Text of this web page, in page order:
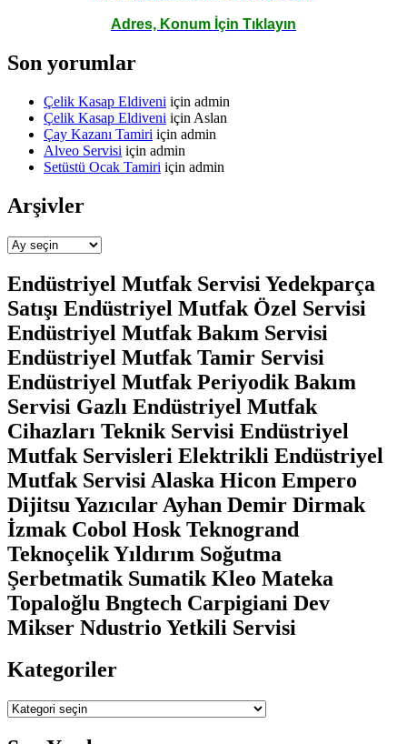
Adres, Konum İçin Tıklayın
Son yorumlar
Çelik Kasap Eldiveni için admin
Çelik Kasap Eldiveni için Aslan
Çay Kazanı Tamiri için admin
Alveo Servisi için admin
Setüstü Ocak Tamiri için admin
Arşivler
Arşivler
Endüstriyel Mutfak Servisi Yedekparça
Satışı Endüstriyel Mutfak Özel Servisi
Endüstriyel Mutfak Bakım Servisi
Endüstriyel Mutfak Tamir Servisi
Endüstriyel Mutfak Periyodik Bakım
Servisi Gazlı Endüstriyel Mutfak
Cihazları Teknik Servisi Endüstriyel
Mutfak Servisleri Elektrikli Endüstriyel
Mutfak Servisi Alaska Hicon Empero
Dijitsu Yazıcılar Ayhan Demir Dirmak
İzmak Cobol Hosk Teknogrand
Teknoçelik Yıldırım Soğutma
Şerbetmatik Sumatik Kleo Mateka
Topaloğlu Bngtech Carpigiani Dev
Mikser Ndustrio Yetkili Servisi
Kategoriler
Kategoriler